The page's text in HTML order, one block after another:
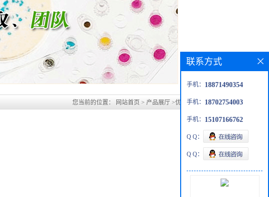
您当前的位置： 网站首页 > 产品展厅 >优势品种> 正硅酸锂
联系方式
手机： 18871490354
手机： 18702754003
手机： 15107166762
Q Q：
Q Q：